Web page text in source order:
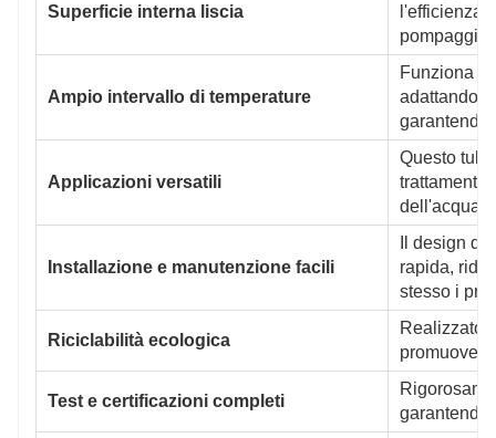
Superficie interna liscia
l'efficienza
pompaggio.
Ampio intervallo di temperature
Funziona
garantendo
Applicazioni versatili
Questo
trattamento
dell'acqua,
Installazione e manutenzione facili
Il design
rapida,
stesso i
Riciclabilità ecologica
Realizzato
promuove
Test e certificazioni completi
garantendo